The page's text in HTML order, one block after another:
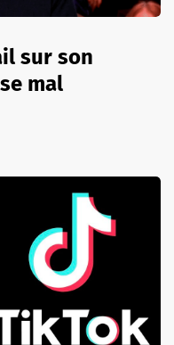
sur son
mal